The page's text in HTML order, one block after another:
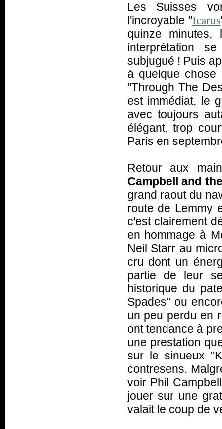
Les Suisses
l'incroyable "Icarus
quinze
interprétation
subjugué ! Puis
à quelque chose
"Through The
est immédiat, le
avec toujours
élégant, trop
Paris en
Retour aux
Campbell and
grand raout du
route de Lemmy
c'est clairement
en hommage à
Neil Starr au
cru dont un
partie de leur
historique du
Spades" ou
un peu perdu en
ont tendance à
une prestation
sur le sinueux
contresens.
voir Phil
jouer sur une
valait le coup de